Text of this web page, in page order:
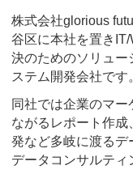
株式会社glorious
谷区に本社を置き
決のためのソリュー
ステム開発会社です
同社では企業のマ
ながるレポート作成
発など多岐に渡るデ
データコンサルティ